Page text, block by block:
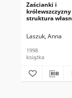
Zaścianki i
królewszczyzny
struktura
w drugiej
Laszuk, Anna
1998
książka